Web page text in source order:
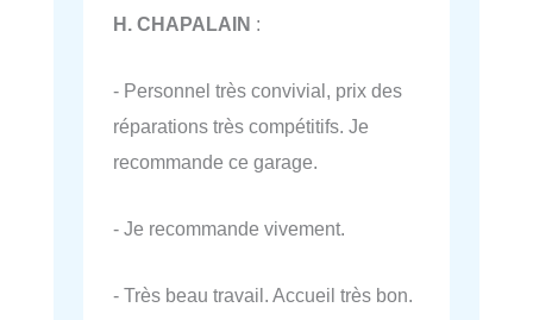
H. CHAPALAIN :
- Personnel très convivial, prix des
réparations très compétitifs. Je
recommande ce garage.
- Je recommande vivement.
- Très beau travail. Accueil très bon.